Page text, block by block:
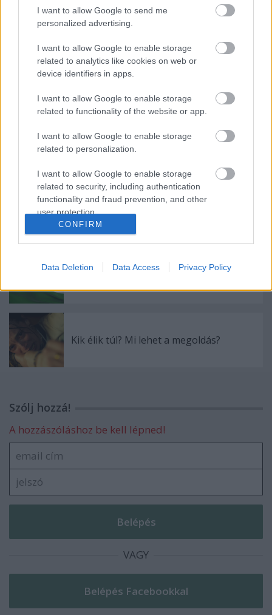
I want to allow Google to send me
personalized advertising.
I want to allow Google to enable storage
related to analytics like cookies on web or
device identifiers in apps.
I want to allow Google to enable storage
related to functionality of the website or app.
I want to allow Google to enable storage
related to personalization.
I want to allow Google to enable storage
related to security, including authentication
functionality and fraud prevention, and other
user protection.
CONFIRM
Data Deletion Data Access Privacy Policy
Ajánlott bejegyzések:
Már megint a FOCI! Ír - Magyar 2:3,
Magyarpéter FELADATA!
56’ = Ukrán háború?
Kettő a magyar!
Kik élik túl? Mi lehet a megoldás?
Szólj hozzá!
A hozzászóláshoz be kell lépned!
VAGY